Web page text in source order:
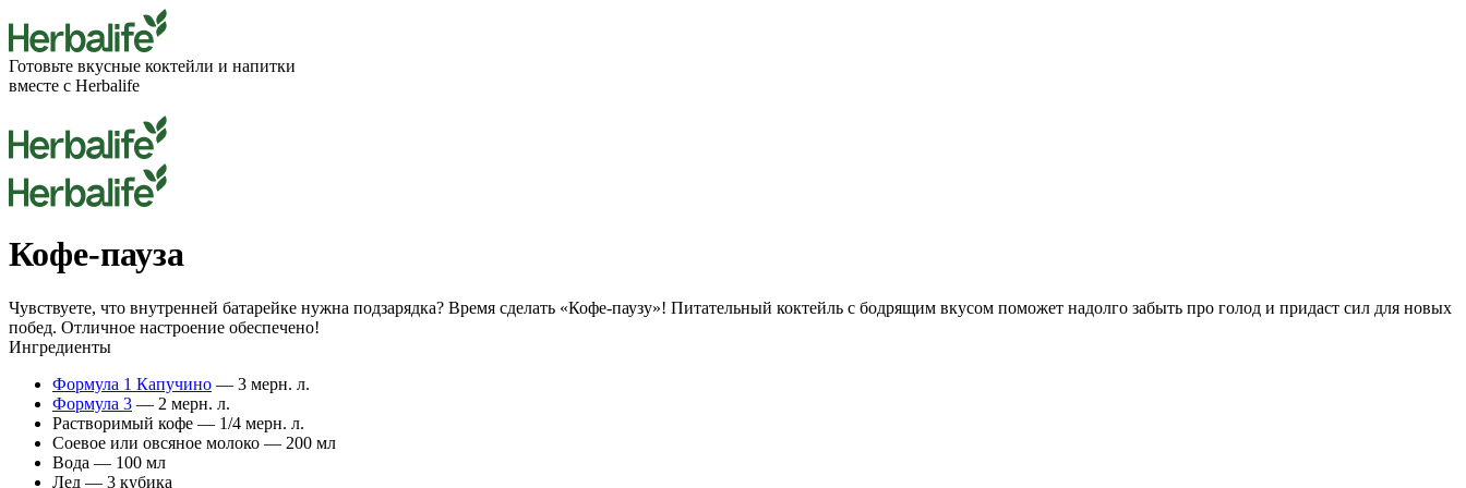
Готовьте вкусные коктейли и напитки
вместе с Herbalife
Кофе-пауза
Чувствуете, что внутренней батарейке нужна подзарядка? Время сделать «Кофе-паузу»! Питательный коктейль с бодрящим вкусом поможет надолго забыть про голод и придаст сил для новых
побед. Отличное настроение обеспечено!
Ингредиенты
Формула 1 Капучино — 3 мерн. л.
Формула 3 — 2 мерн. л.
Растворимый кофе — 1/4 мерн. л.
Соевое или овсяное молоко — 200 мл
Вода — 100 мл
Лед — 3 кубика